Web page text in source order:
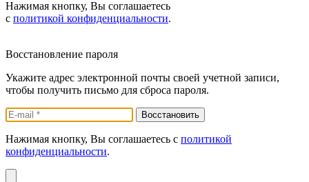
Нажимая кнопку, Вы соглашаетесь
с политикой конфиденциальности.
Восстановление пароля
Укажите адрес электронной почты своей учетной записи,
чтобы получить письмо для сброса пароля.
Нажимая кнопку, Вы соглашаетесь с политикой
конфиденциальности.